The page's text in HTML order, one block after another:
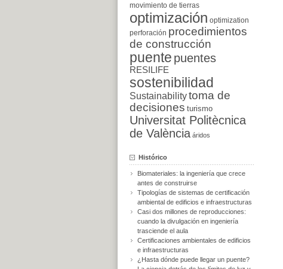
movimiento de tierras
optimización optimization
perforación procedimientos
de construcción
puente puentes
RESILIFE
sostenibilidad
Sustainabilitytoma de
decisiones turismo
Universitat Politècnica
de València áridos
Histórico
Biomateriales: la ingeniería que crece
antes de construirse
Tipologías de sistemas de certificación
ambiental de edificios e infraestructuras
Casi dos millones de reproducciones:
cuando la divulgación en ingeniería
trasciende el aula
Certificaciones ambientales de edificios
e infraestructuras
¿Hasta dónde puede llegar un puente?